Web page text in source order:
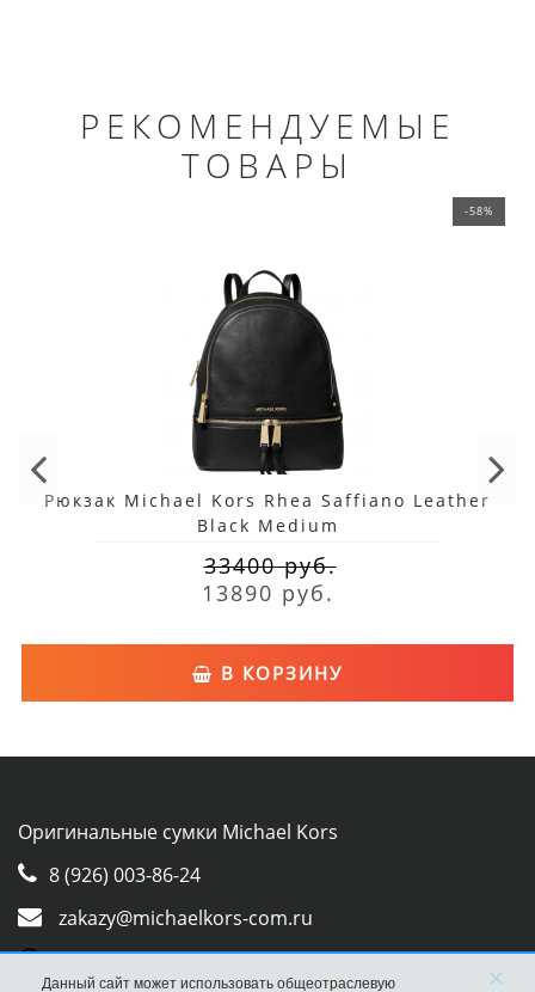
РЕКОМЕНДУЕМЫЕ
ТОВАРЫ
-58%
Рюкзак Michael Kors Rhea Saffiano Leather
Black Medium
33400 руб.
13890 руб.
В КОРЗИНУ
Оригинальные сумки Michael Kors
8 (926) 003-86-24
zakazy@michaelkors-com.ru
Whatsapp
Данный сайт может использовать общеотраслевую ×